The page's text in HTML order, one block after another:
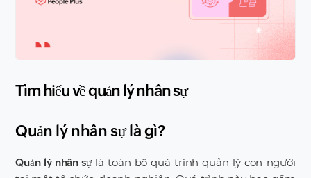
Tìm hiểu về quản lý nhân sự
Quản lý nhân sự là gì?
Quản lý nhân sựlà toàn bộ quá trình quản lý con người